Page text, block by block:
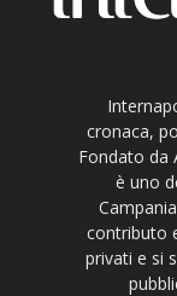
cronaca,
Fondato da
è uno
contributo
privati e si